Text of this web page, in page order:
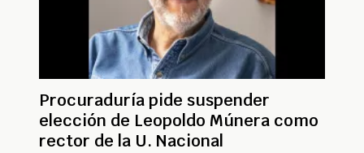
Procuraduría pide suspender
elección de Leopoldo Múnera como
rector de la U. Nacional